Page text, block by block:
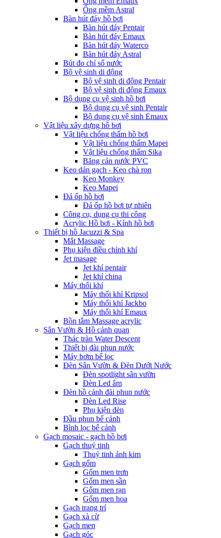
Ống mềm Astral
Bàn hút đáy hồ bơi
Bàn hút đáy Pentair
Bàn hút đáy Emaux
Bàn hút đáy Waterco
Bàn hút đáy Astral
Bút đo chỉ số nước
Bộ vệ sinh di động
Bộ vệ sinh di động Pentair
Bộ vệ sinh di động Emaux
Bộ dụng cụ vệ sinh hồ bơi
Bộ dụng cụ vệ sinh Pentair
Bộ dụng cụ vệ sinh Emaux
Vật liệu xây dựng hồ bơi
Vật liệu chống thấm hồ bơi
Vật liệu chống thấm Mapei
Vật liệu chống thấm Sika
Băng cản nước PVC
Keo dán gạch - Keo chà ron
Keo Monkey
Keo Mapei
Đá ốp hồ bơi
Đá ốp hồ bơi tự nhiên
Công cụ, dụng cụ thi công
Acrylic Hồ bơi - Kính hồ bơi
Thiết bị hồ Jacuzzi & Spa
Mắt Massage
Phụ kiện điều chỉnh khí
Jet masage
Jet khí pentair
Jet khí china
Máy thổi khí
Máy thổi khí Kripsol
Máy thổi khí Jackbo
Máy thổi khí Emaux
Bồn tắm Massage acrylic
Sân Vườn & Hồ cảnh quan
Thác tràn Water Descent
Thiết bị đài phun nước
Máy bơm bể lọc
Đèn Sân Vườn & Đèn Dưới Nước
Đèn spotlight sân vườn
Đèn Led âm
Đèn hồ cảnh đài phun nước
Đèn Led Rise
Phụ kiện đèn
Đầu phun bể cảnh
Bình lọc bể cảnh
Gạch mosaic - gạch hồ bơi
Gạch thuỷ tinh
Thuỷ tinh ánh kim
Gạch gốm
Gốm men trơn
Gốm men sần
Gốm men rạn
Gốm men hoa
Gạch trang trí
Gạch xà cừ
Gạch men
Gạch góc